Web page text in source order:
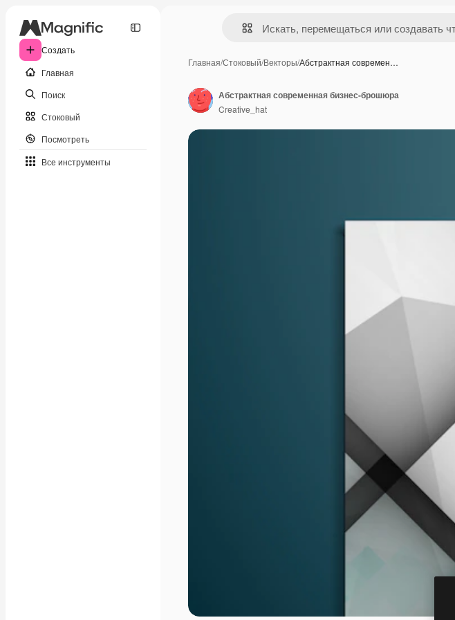
Создать
Главная
Поиск
Стоковый
Посмотреть
Все инструменты
Главная/Стоковый/Векторы/Абстрактная современ…
Абстрактная современная бизнес-брошюра
Creative_hat